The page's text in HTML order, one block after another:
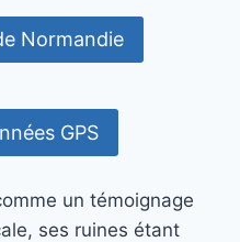
Normandie
GPS
un témoignage
ses ruines étant